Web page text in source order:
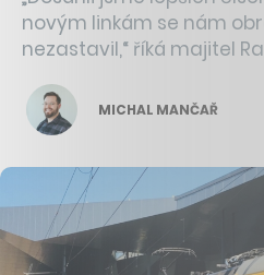
novým linkám se nám
nezastavil,“ říká majitel
MICHAL MANČAŘ